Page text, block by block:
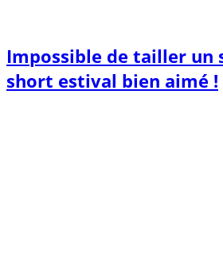
Impossible de tailler un
short estival bien aimé !